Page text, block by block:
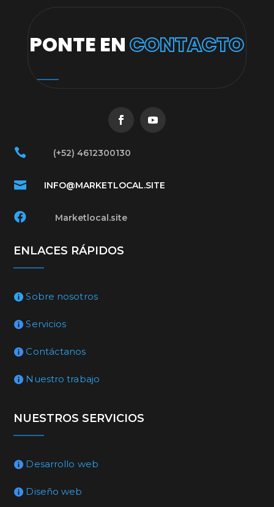
PONTE ENCONTACTO
 (+52) 4612300130
 INFO@MARKETLOCAL.SITE
 Marketlocal.site
ENLACES RÁPIDOS
Sobre nosotros
Servicios
Contáctanos
Nuestro trabajo
NUESTROS SERVICIOS
Desarrollo web
Diseño web